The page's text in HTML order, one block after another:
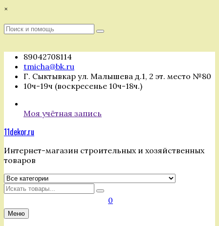
Перейти
содержимому
×
Поиск
Поиск
89042708114
tmicha@bk.ru
Г. Сыктывкар ул. Малышева д.1, 2 эт. место №80
10ч-19ч (воскресенье 10ч-18ч.)
Моя учётная запись
11dekor.ru
Интернет-магазин строительных и хозяйственных
товаров
Искать
0
Меню